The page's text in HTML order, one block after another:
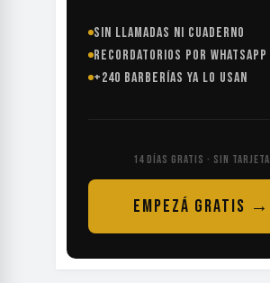
SIN LLAMADAS NI CUADERNO
RECORDATORIOS POR WHATSAPP
+240 BARBERÍAS YA LO USAN
14 DÍAS GRATIS · SIN TARJETA
EMPEZÁ GRATIS →